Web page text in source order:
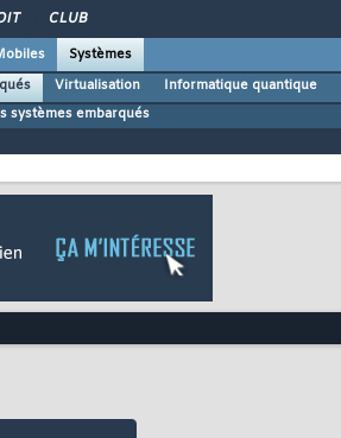
CLUB
Systèmes
Virtualisation Informatique quantique
systèmes embarqués